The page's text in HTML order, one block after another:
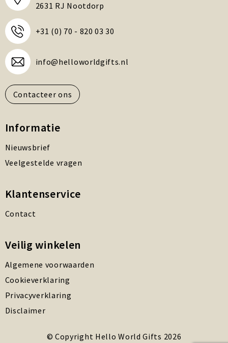
2631 RJ Nootdorp
+31 (0) 70 - 820 03 30
info@helloworldgifts.nl
Contacteer ons
Informatie
Nieuwsbrief
Veelgestelde vragen
Klantenservice
Contact
Veilig winkelen
Algemene voorwaarden
Cookieverklaring
Privacyverklaring
Disclaimer
© Copyright Hello World Gifts 2026